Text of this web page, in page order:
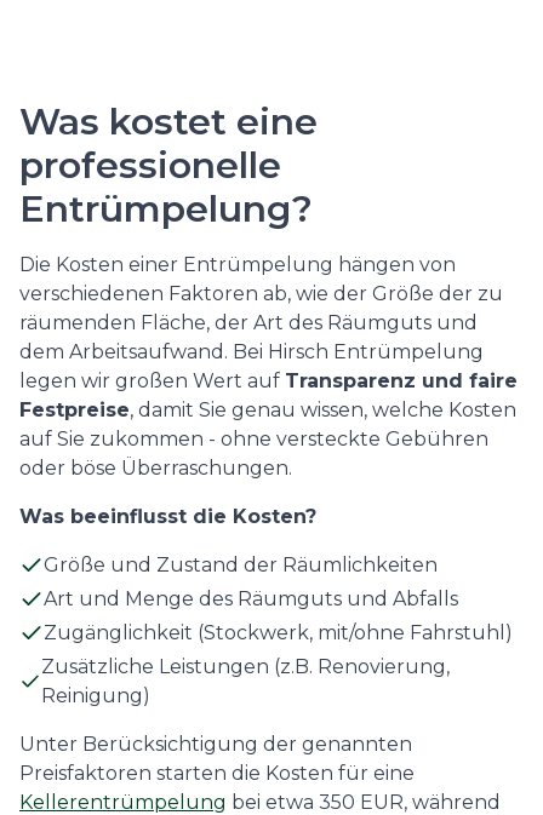
Was kostet eine
professionelle
Entrümpelung?
Die Kosten einer Entrümpelung hängen von
verschiedenen Faktoren ab, wie der Größe der zu
räumenden Fläche, der Art des Räumguts und
dem Arbeitsaufwand. Bei Hirsch Entrümpelung
legen wir großen Wert auf Transparenz und faire
Festpreise, damit Sie genau wissen, welche Kosten
auf Sie zukommen - ohne versteckte Gebühren
oder böse Überraschungen.
Was beeinflusst die Kosten?
Größe und Zustand der Räumlichkeiten
Art und Menge des Räumguts und Abfalls
Zugänglichkeit (Stockwerk, mit/ohne Fahrstuhl)
Zusätzliche Leistungen (z.B. Renovierung,
Reinigung)
Unter Berücksichtigung der genannten
Preisfaktoren starten die Kosten für eine
Kellerentrümpelung bei etwa 350 EUR, während